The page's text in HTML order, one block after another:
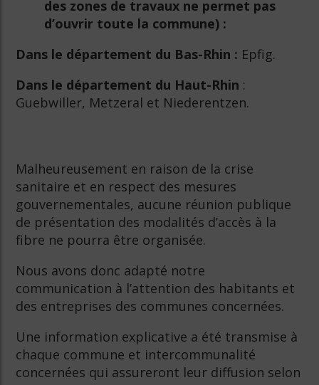
des zones de travaux ne permet pas
d’ouvrir toute la commune) :
Dans le département du Bas-Rhin : Epfig.
Dans le département du Haut-Rhin :
Guebwiller, Metzeral et Niederentzen.
Malheureusement en raison de la crise
sanitaire et en respect des mesures
gouvernementales, aucune réunion publique
de présentation des modalités d’accès à la
fibre ne pourra être organisée.
Nous avons donc adapté notre
communication à l’attention des habitants et
des entreprises des communes concernées.
Une information explicative a été transmise à
chaque commune et intercommunalité
concernées qui assureront leur diffusion selon